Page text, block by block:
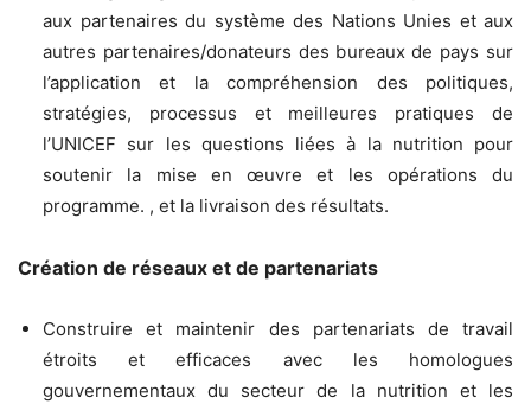
aux partenaires du système des Nations Unies et aux
autres partenaires/donateurs des bureaux de pays sur
l’application et la compréhension des politiques,
stratégies, processus et meilleures pratiques de
l’UNICEF sur les questions liées à la nutrition pour
soutenir la mise en œuvre et les opérations du
programme. , et la livraison des résultats.
Création de réseaux et de partenariats
Construire et maintenir des partenariats de travail
étroits et efficaces avec les homologues
gouvernementaux du secteur de la nutrition et les